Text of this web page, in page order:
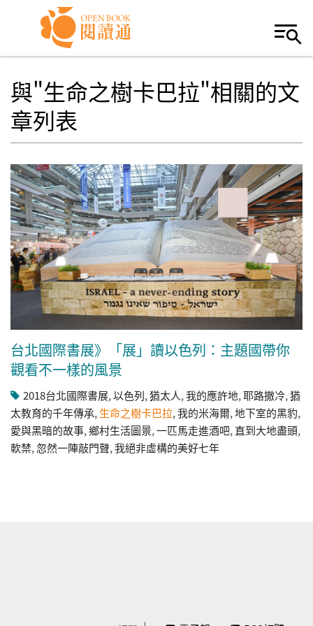
Skip to navigation
移至主內容
與"生命之樹卡巴拉"相關的文
章列表
台北國際書展》「展」讀以色列：主題國帶你
觀看不一樣的風景
​2018台北國際書展,以色列,猶太人,我的應許地,耶路撒冷,猶
太教育的千年傳承, 生命之樹卡巴拉,我的米海爾,地下室的黑豹,
愛與黑暗的故事,鄉村生活圖景,一匹馬走進酒吧, 直到大地盡頭,
軟禁, 忽然一陣敲門聲,我絕非虛構的美好七年